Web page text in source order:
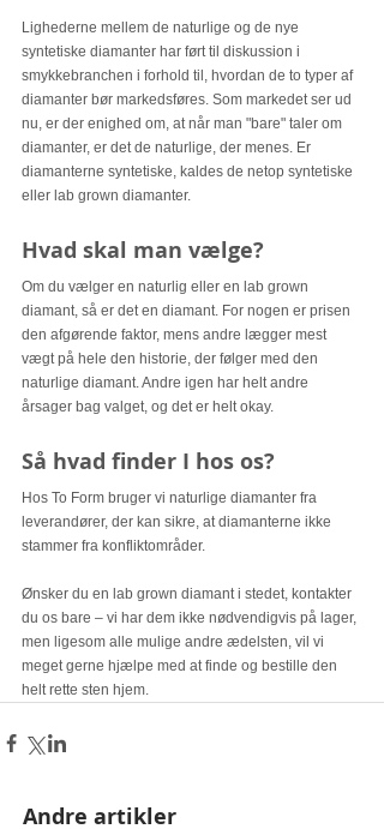
Lighederne mellem de naturlige og de nye
syntetiske diamanter har ført til diskussion i
smykkebranchen i forhold til, hvordan de to typer af
diamanter bør markedsføres. Som markedet ser ud
nu, er der enighed om, at når man "bare" taler om
diamanter, er det de naturlige, der menes. Er
diamanterne syntetiske, kaldes de netop syntetiske
eller lab grown diamanter.
Hvad skal man vælge?
Om du vælger en naturlig eller en lab grown
diamant, så er det en diamant. For nogen er prisen
den afgørende faktor, mens andre lægger mest
vægt på hele den historie, der følger med den
naturlige diamant. Andre igen har helt andre
årsager bag valget, og det er helt okay.
Så hvad finder I hos os?
Hos To Form bruger vi naturlige diamanter fra
leverandører, der kan sikre, at diamanterne ikke
stammer fra konfliktområder.
Ønsker du en lab grown diamant i stedet, kontakter
du os bare – vi har dem ikke nødvendigvis på lager,
men ligesom alle mulige andre ædelsten, vil vi
meget gerne hjælpe med at finde og bestille den
helt rette sten hjem.
Andre artikler